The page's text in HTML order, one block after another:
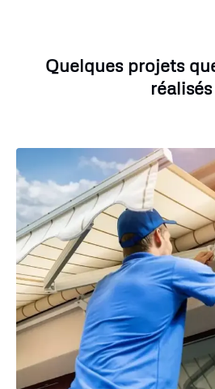
Quelques projets
réalisés